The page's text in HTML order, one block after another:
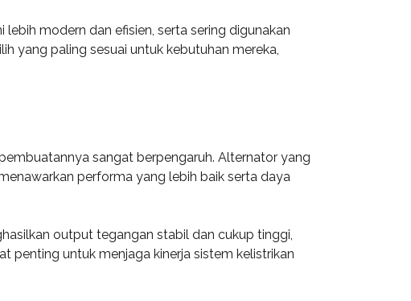
modern dan efisien, serta sering digunakan
yang paling sesuai untuk kebutuhan mereka,
sangat berpengaruh. Alternator yang
performa yang lebih baik serta daya
output tegangan stabil dan cukup tinggi,
penting untuk menjaga kinerja sistem kelistrikan